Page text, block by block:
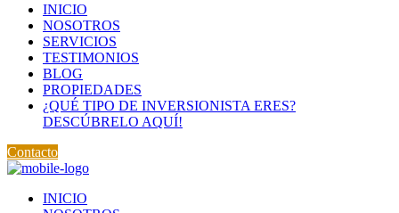
INICIO
NOSOTROS
SERVICIOS
TESTIMONIOS
BLOG
PROPIEDADES
¿QUÉ TIPO DE INVERSIONISTA ERES?
DESCÚBRELO AQUÍ!
Contacto
INICIO